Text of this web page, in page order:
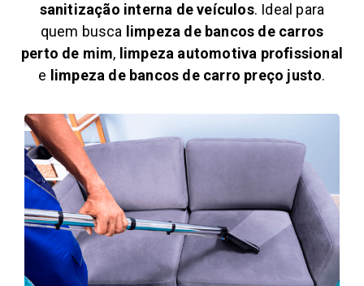
sanitização interna de veículos. Ideal para
quem busca limpeza de bancos de carros
perto de mim, limpeza automotiva profissional
e limpeza de bancos de carro preço justo.